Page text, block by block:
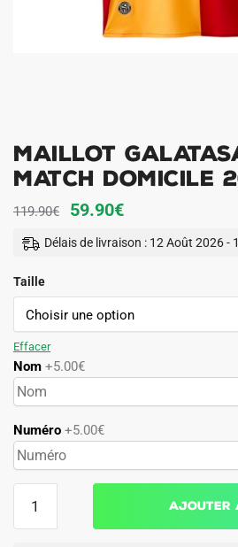
Maillot
Match Domicile
119.90€
Le
prix
119.90€.
59.90€Le
59.90€.
Délais de livraison : 12 Août 2026 -
Taille
Effacer
Nom +5.00€
Numéro +5.00€
Ajouter